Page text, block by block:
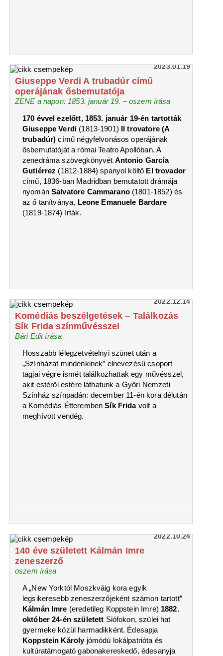
2023.01.19
Giuseppe Verdi A trubadúr című
operájának ősbemutatója
ZENE a napon: 1853. január 19. ‒ oszem írása
170 évvel ezelőtt, 1853. január 19-én tartották
Giuseppe Verdi (1813-1901) Il trovatore (A
trubadúr) című négyfelvonásos operájának
ősbemutatóját a római Teatro Apollóban. A
zenedráma szövegkönyvét Antonio García
Gutiérrez (1812-1884) spanyol költő El trovador
című, 1836-ban Madridban bemutatott drámája
nyománSalvatore Cammarano(1801-1852) és
az ő tanítványa, Leone Emanuele Bardare
(1819-1874) írták.
2022.12.14
Komédiás beszélgetések – Találkozás
Sík Frida színművésszel
Bári Edit írása
Hosszabb lélegzetvételnyi szünet után a
„Színházat mindenkinek” elnevezésű csoport
tagjai végre ismét találkozhattak egy művésszel,
akit estéről estére láthatunk a Győri Nemzeti
Színház színpadán: december 11-én kora délután
a Komédiás Étteremben Sík Fridavolt a
meghívott vendég.
2022.10.24
140 éve született Kálmán Imre
zeneszerző
oszem írása
A „New Yorktól Moszkváig kora egyik
legsikeresebb zeneszerzőjeként számon tartott”
Kálmán Imre (eredetileg Koppstein Imre) 1882.
október 24-én született Siófokon, szülei hat
gyermeke közül harmadikként. Édesapja
Koppstein Károly jómódú lokálpatrióta és
kultúratámogató gabonakereskedő, édesanyja